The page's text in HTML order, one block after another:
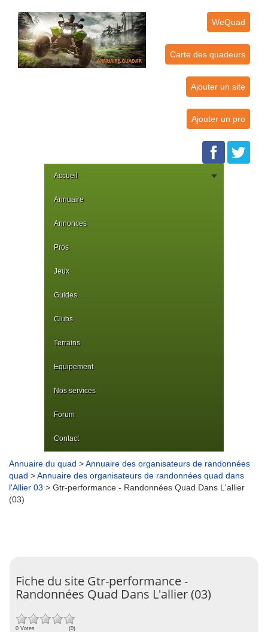
WeQuad
Carte des quadeurs
Ajouter un site
Ajouter un pro
Accueil
Annuaire
Annonces
Pros
Jeux
Guides
Clubs
Terrains
Equipement
Nos services
Forum
Contact
Annuaire du quad >Annuaire des organisateurs de randonnées
quad >Annuaire des organisateurs de randonnées quad dans
l'Allier 03 > Gtr-performance - Randonnées Quad Dans L'allier
(03)
Fiche du site Gtr-performance -
Randonnées Quad Dans L'allier (03)
0 Votes (0)